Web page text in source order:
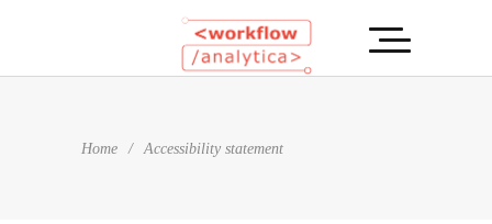
Home / Accessibility statement